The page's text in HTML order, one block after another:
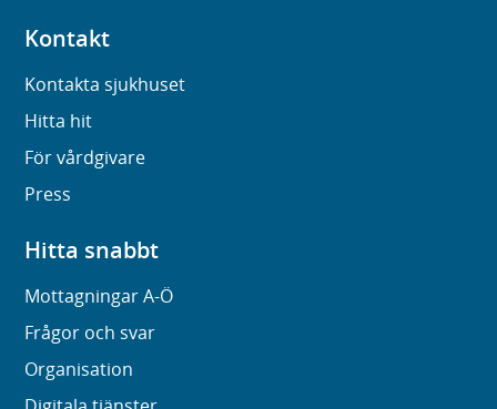
Kontakt
Kontakta sjukhuset
Hitta hit
För vårdgivare
Press
Hitta snabbt
Mottagningar A-Ö
Frågor och svar
Organisation